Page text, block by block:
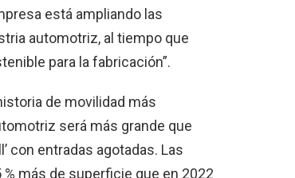
está ampliando las
automotriz, al tiempo que
para la fabricación”.
de movilidad más
será más grande que
con entradas agotadas. Las
% más de superficie que en 2022